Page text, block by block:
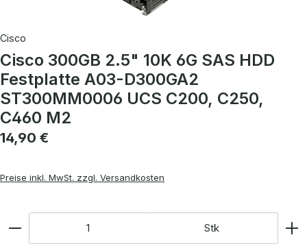
Cisco
Cisco 300GB 2.5" 10K 6G SAS HDD
Festplatte A03-D300GA2
ST300MM0006 UCS C200, C250,
C460 M2
Regulärer Preis:
14,90 €
Preise inkl. MwSt. zzgl. Versandkosten
Stk